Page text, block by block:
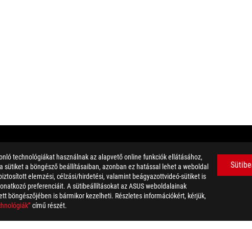
technológiákat használnak az alapvető online funkciók ellátásához,
a böngésző beállításaiban, azonban ez hatással lehet a weboldal
elemzési, célzási/hirdetési, valamint beágyazottvideó-sütiket is
preferenciáit. A sütibeállításokat az ASUS weboldalainak
böngészőjében is bármikor kezelheti. Részletes információkért, kérjük,
című részét.
által hitelesített termékek az Egyesült Államokban és Kanadában
A konkrét ajánlatokról érdeklődjön viszonteladójánál.
a képek csak illusztrációk. A részletekért kérjük látogasson el a
változhat.
védjegyei.
elméleti teljesítményen alapszik. A valóságos adatok változhatnak a